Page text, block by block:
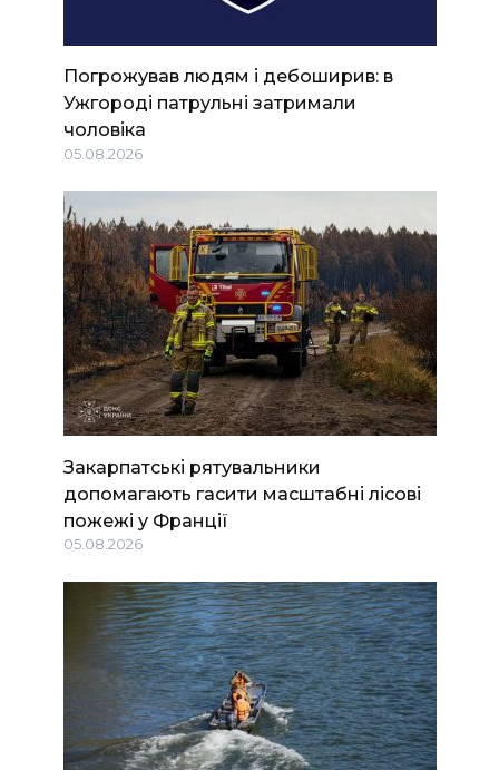
Погрожував людям і дебоширив: в
Ужгороді патрульні затримали
чоловіка
05.08.2026
Закарпатські рятувальники
допомагають гасити масштабні лісові
пожежі у Франції
05.08.2026